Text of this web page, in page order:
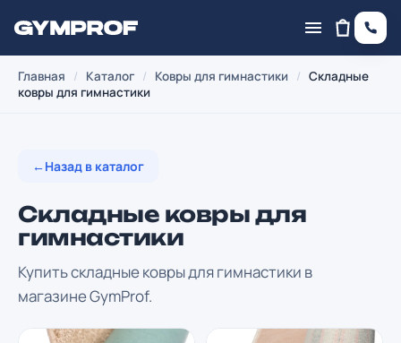
Главная / Каталог / Ковры для гимнастики / Складные
ковры для гимнастики
←Назад в каталог
Складные ковры для
гимнастики
Купить складные ковры для гимнастики в
магазине GymProf.